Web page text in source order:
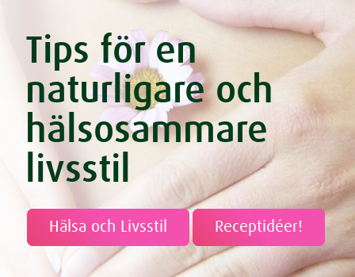
Tips för en
naturligare och
hälsosammare
livsstil
Hälsa och Livsstil Receptidéer!